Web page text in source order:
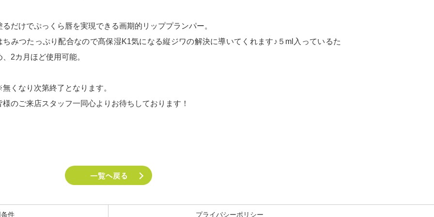
るだけでぷっくら唇を実現できる画期的リッププランパー。
ちみつたっぷり配合なので髙保湿K1気になる縦ジワの解決に導いてくれます♪５ml入っているた
、2カ月ほど使用可能。
くなり次第終了となります。
様のご来店スタッフ一同心よりお待ちしております！
件 プライバシーポリシー